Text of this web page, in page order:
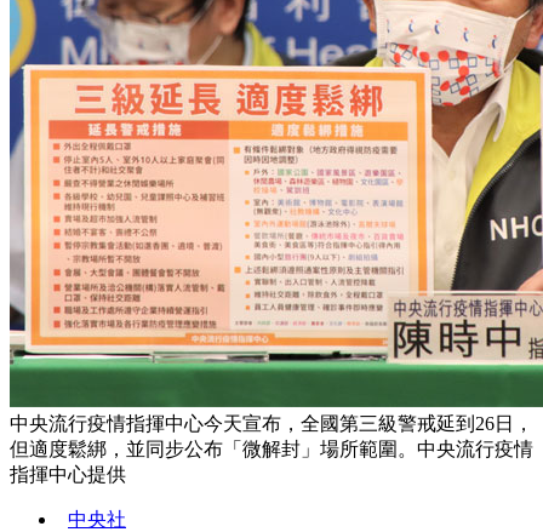
中央流行疫情指揮中心今天宣布，全國第三級警戒延到26日，
但適度鬆綁，並同步公布「微解封」場所範圍。中央流行疫情
指揮中心提供
中央社